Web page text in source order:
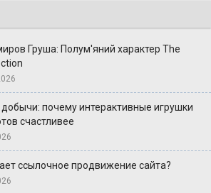
Груша: Полум'яний характер The
почему интерактивные игрушки
счастливее
ссылочное продвижение сайта?